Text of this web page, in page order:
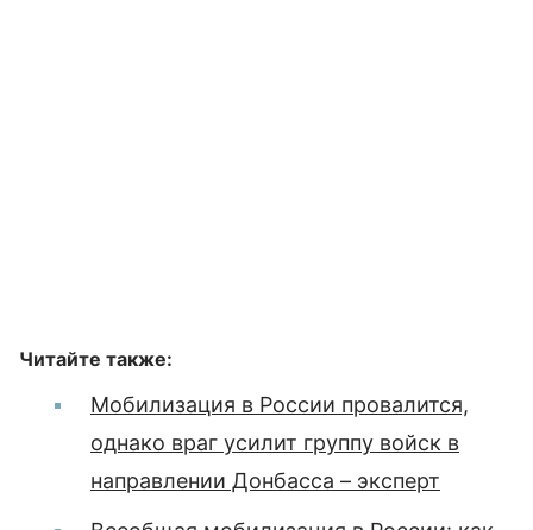
Читайте также:
Мобилизация в России провалится,
однако враг усилит группу войск в
направлении Донбасса – эксперт